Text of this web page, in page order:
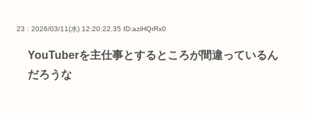
23 : 2026/03/11(水) 12:20:22.35 ID:aziHQrRx0
YouTuberを主仕事とするところが間違っているん
だろうな